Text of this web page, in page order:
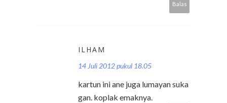
Balas
ILHAM
14 Juli 2012 pukul 18.05
kartun ini ane juga lumayan suka
gan. koplak emaknya.